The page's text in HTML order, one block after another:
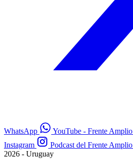
WhatsApp YouTube - Frente Amplio
Instagram
Podcast del Frente Amplio
2026 - Uruguay